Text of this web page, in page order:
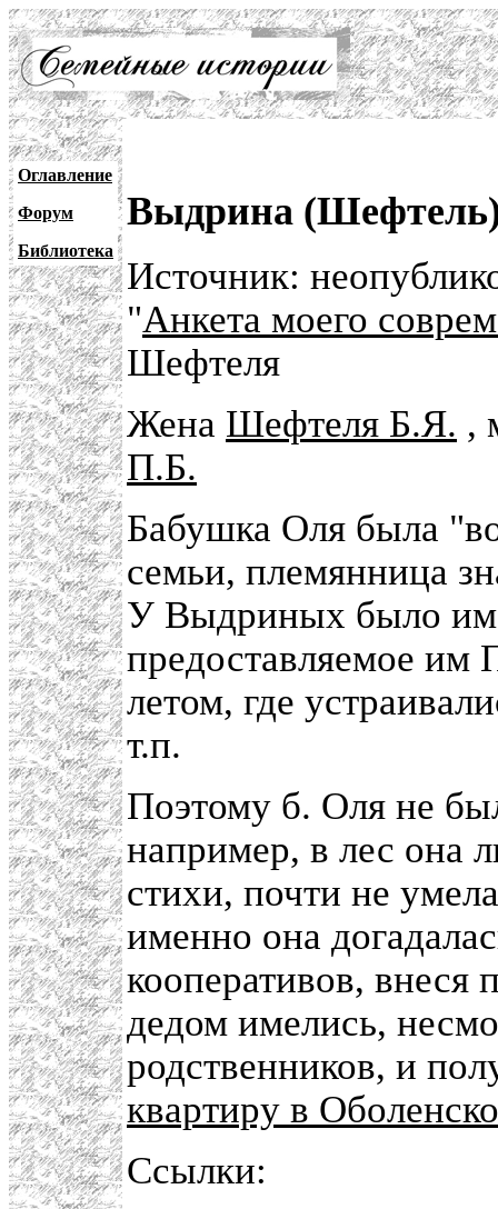
Оглавление
Форум
Библиотека
Выдрина
Источник:
"Анкета моего
Шефтеля
Жена Шефтеля Б.Я. ,
П.Б.
Бабушка Оля была
семьи, племянница
У Выдриных было
предоставляемое им
летом, где
т.п.
Поэтому б. Оля не
например, в лес она
стихи, почти не
именно она
кооперативов, внеся
дедом имелись,
родственников, и
квартиру в
Ссылки: